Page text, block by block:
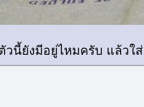
วนี้ยังมีอยู่ไหมครับ แล้วใ